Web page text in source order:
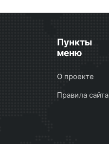
Пункты
меню
О проекте
Правила сайта